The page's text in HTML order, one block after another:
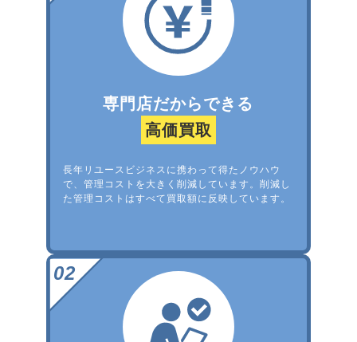
専門店だからできる
高価買取
長年リユースビジネスに携わって得たノウハウ
で、管理コストを大きく削減しています。削減し
た管理コストはすべて買取額に反映しています。